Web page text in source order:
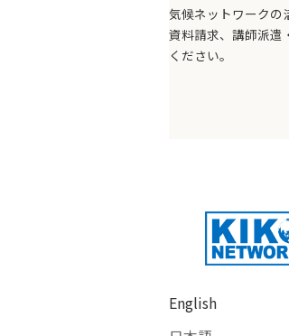
気候ネットワークの
資料請求、講師派遣
ください。
English